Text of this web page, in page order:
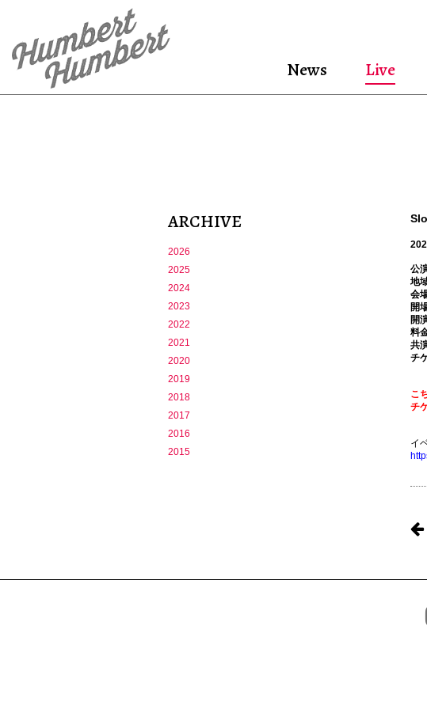
News Live
ARCHIVE
2026
2025
2024
2023
2022
2021
2020
2019
2018
2017
2016
2015
公
地
会
開
開
料
共
チ
こ
チ
イ